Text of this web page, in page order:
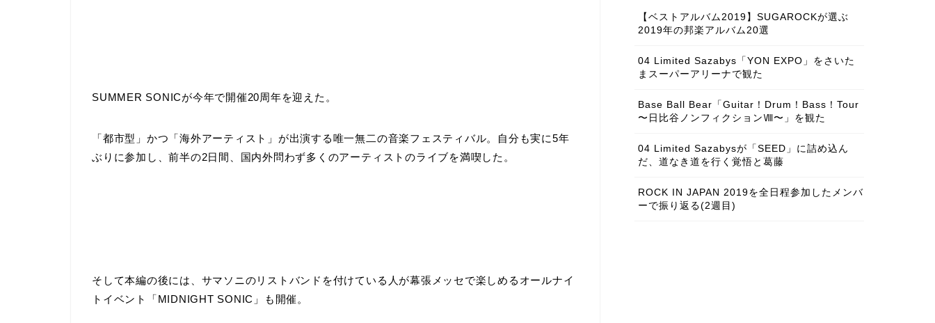
SUMMER SONICが今年で開催20周年を迎えた。
「都市型」かつ「海外アーティスト」が出演する唯一無二の音楽フェスティバル。自分も実に5年
ぶりに参加し、前半の2日間、国内外問わず多くのアーティストのライブを満喫した。
そして本編の後には、サマソニのリストバンドを付けている人が幕張メッセで楽しめるオールナイ
トイベント「MIDNIGHT SONIC」も開催。
【ベストアルバム2019】SUGAROCKが選ぶ
2019年の邦楽アルバム20選
04 Limited Sazabys「YON EXPO」をさいた
まスーパーアリーナで観た
Base Ball Bear「Guitar！Drum！Bass！Tour
〜日比谷ノンフィクションⅧ〜」を観た
04 Limited Sazabysが「SEED」に詰め込ん
だ、道なき道を行く覚悟と葛藤
ROCK IN JAPAN 2019を全日程参加したメンバ
ーで振り返る(2週目)